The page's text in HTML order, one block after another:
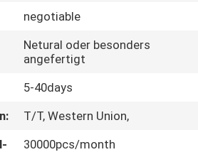
negotiable
Netural oder besonders
angefertigt
5-40days
T/T, Western Union,
30000pcs/month